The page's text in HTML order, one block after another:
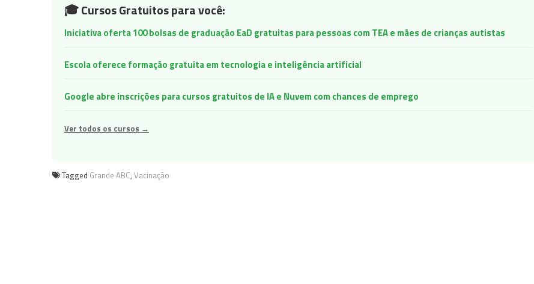
🎓 Cursos Gratuitos para você:
Iniciativa oferta 100 bolsas de graduação EaD gratuitas para pessoas com TEA e mães de crianças autistas
Escola oferece formação gratuita em tecnologia e inteligência artificial
Google abre inscrições para cursos gratuitos de IA e Nuvem com chances de emprego
Ver todos os cursos →
Tagged Grande ABC, Vacinação